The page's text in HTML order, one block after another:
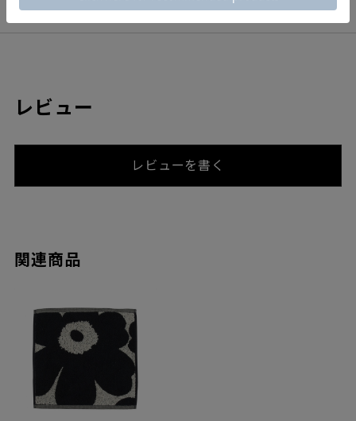
ブランド・デザイナー
レビュー
レビューを書く
関連商品